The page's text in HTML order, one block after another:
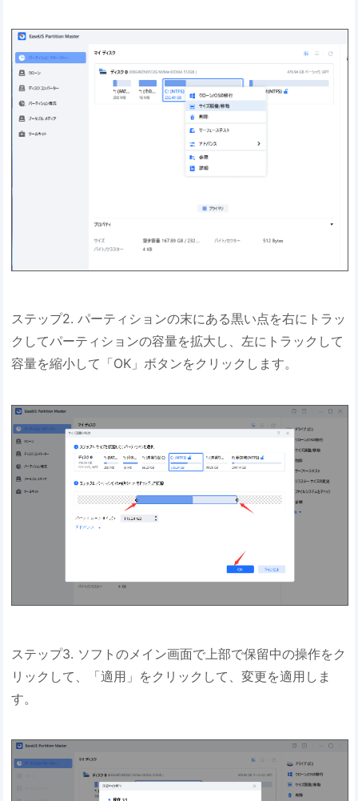
ステップ2. パーティションの末にある黒い点を右にトラッ
クしてパーティションの容量を拡大し、左にトラックして
容量を縮小して「OK」ボタンをクリックします。
ステップ3. ソフトのメイン画面で上部で保留中の操作をク
リックして、「適用」をクリックして、変更を適用しま
す。